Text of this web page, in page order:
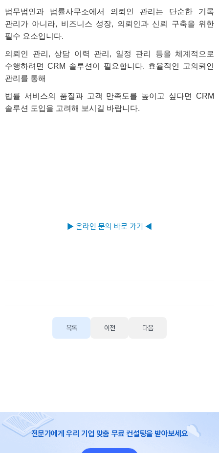
법무법인과 법률사무소에서 의뢰인 관리는 단순한 기록
관리가 아니라, 비즈니스 성장, 의뢰인과 신뢰 구축을 위한
필수 요소입니다.
의뢰인 관리, 상담 이력 관리, 일정 관리 등을 체계적으로
수행하려면 CRM 솔루션이 필요합니다. 효율적인 고의뢰인
관리를 통해
법률 서비스의 품질과 고객 만족도를 높이고 싶다면 CRM
솔루션 도입을 고려해 보시길 바랍니다.
▶ 온라인 문의 바로 가기 ◀
목록 이전 다음
전문가에게 우리 기업 맞춤 무료 컨설팅을 받아보세요